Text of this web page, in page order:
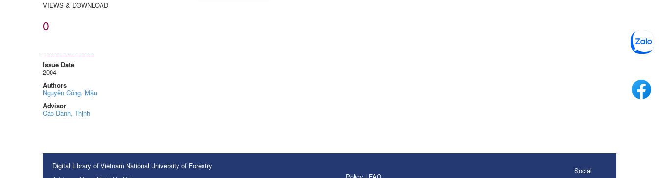
VIEWS & DOWNLOAD
0
Issue Date
2004
Authors
Nguyễn Công, Mậu
Advisor
Cao Danh, Thịnh
Digital Library of Vietnam National University of Forestry
Social